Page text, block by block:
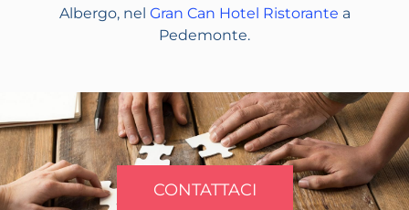
Albergo, nel Gran Can Hotel Ristorante a
Pedemonte.
CONTATTACI